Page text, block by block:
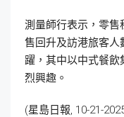
測量師行表示，零售
售回升及訪港旅客人
躍，其中以中式餐
烈興趣。
(星島日報, 10-21-